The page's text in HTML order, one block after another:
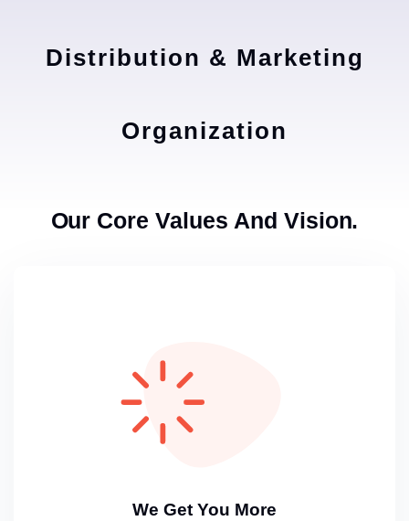
Distribution & Marketing
Organization
Our Core Values And Vision.
We Get You More